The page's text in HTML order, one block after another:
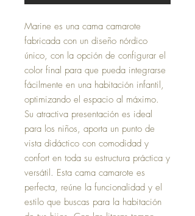
Marine es una cama camarote
fabricada con un diseño nórdico
único, con la opción de configurar el
color final para que pueda integrarse
fácilmente en una habitación infantil,
optimizando el espacio al máximo.
Su atractiva presentación es ideal
para los niños, aporta un punto de
vista didáctico con comodidad y
confort en toda su estructura práctica y
versátil. Esta cama camarote es
perfecta, reúne la funcionalidad y el
estilo que buscas para la habitación